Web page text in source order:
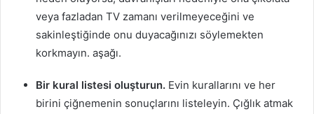
veya fazladan TV zamanı verilmeyeceğini ve
sakinleştiğinde onu duyacağınızı söylemekten
korkmayın. aşağı.
Bir kural listesi oluşturun. Evin kurallarını ve her
birini çiğnemenin sonuçlarını listeleyin. Çığlık atmak